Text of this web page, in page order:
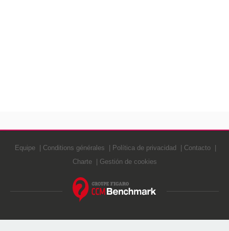
Equipe Conditions générales Política de privacidad
Contacto
Charte
Gestión de cookies